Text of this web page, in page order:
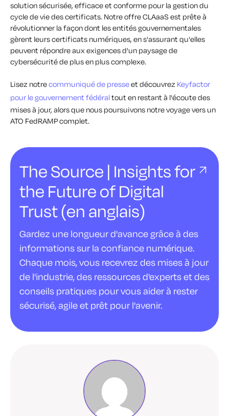
solution sécurisée, efficace et conforme pour la gestion du
cycle de vie des certificats. Notre offre CLAaaS est prête à
révolutionner la façon dont les entités gouvernementales
gèrent leurs certificats numériques, en s'assurant qu'elles
peuvent répondre aux exigences d'un paysage de
cybersécurité de plus en plus complexe.
Lisez notrecommuniqué de presseet découvrez Keyfactor
pour le gouvernement fédéraltout en restant à l'écoute des
mises à jour, alors que nous poursuivons notre voyage vers un
ATO FedRAMP complet.
The Source | Insights for
the Future of Digital
Trust (en anglais)
Gardez une longueur d'avance grâce à des
informations sur la confiance numérique.
Chaque mois, vous recevrez des mises à jour
de l'industrie, des ressources d'experts et des
conseils pratiques pour vous aider à rester
sécurisé, agile et prêt pour l'avenir.